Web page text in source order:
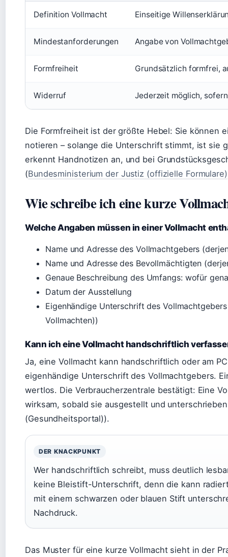
Definition Vollmacht Einseitige
Mindestanforderungen Angabe von
Formfreiheit Grundsätzlich formfrei,
Widerruf Jederzeit möglich,
Die Formfreiheit ist der größte Hebel: Sie können
notieren – solange die Unterschrift stimmt, ist sie
erkennt Handnotizen an, und bei
(Bundesministerium der Justiz (offizielle Formulare)
Wie schreibe ich eine kurze
Welche Angaben müssen in einer Vollmacht
Name und Adresse des Vollmachtgebers
Name und Adresse des Bevollmächtigten
Genaue Beschreibung des Umfangs: wofür
Datum der Ausstellung
Eigenhändige Unterschrift des
Vollmachten))
Kann ich eine Vollmacht handschriftlich
Ja, eine Vollmacht kann handschriftlich oder am
eigenhändige Unterschrift des Vollmachtgebers.
wertlos. Die Verbraucherzentrale bestätigt: Eine
wirksam, sobald sie ausgestellt und
(Gesundheitsportal)).
DER KNACKPUNKT
Wer handschriftlich schreibt, muss deutlich
keine Bleistift-Unterschrift, denn die kann
mit einem schwarzen oder blauen Stift
Nachdruck.
Das Muster für eine kurze Vollmacht sieht in der